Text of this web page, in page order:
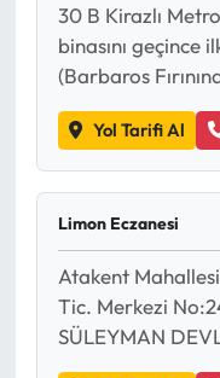
30 B Kirazlı
binasını geçince
(Barbaros
Yol Tarifi Al
Limon Eczanesi
Atakent
Tic. Merkezi
SÜLEYMAN